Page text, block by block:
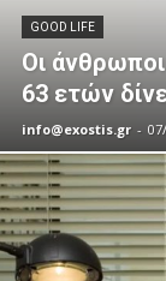
GOOD LIFE
Οι
63 ετών
info@exostis.gr -